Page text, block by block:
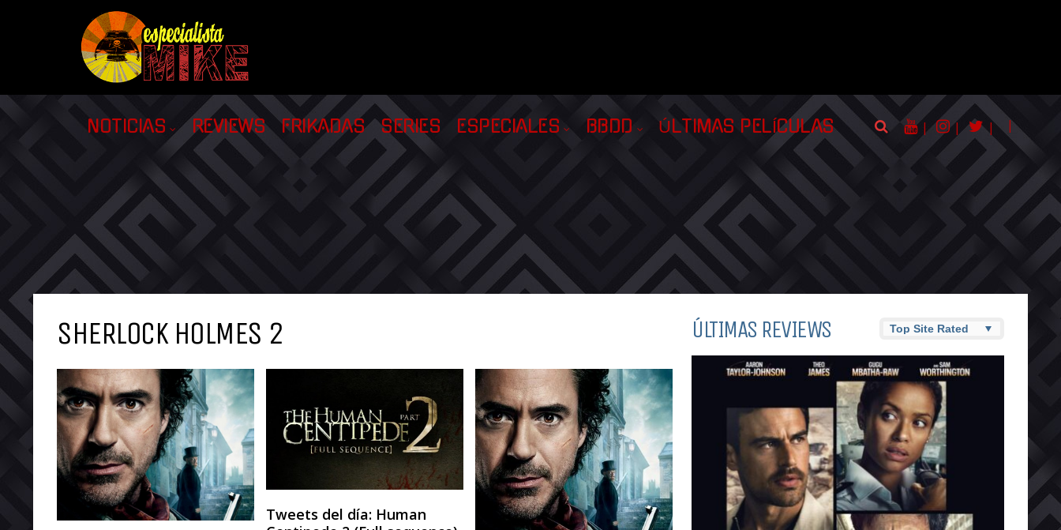
NOTICIAS REVIEWS FRIKADAS SERIES ESPECIALES BBDD ÚLTIMAS PELÍCULAS | | | |
SHERLOCK HOLMES 2
Tweets del día: Human
ÚLTIMAS REVIEWS